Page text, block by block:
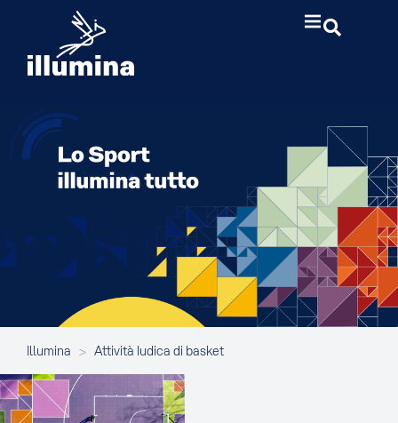
Illumina > Attività ludica di basket